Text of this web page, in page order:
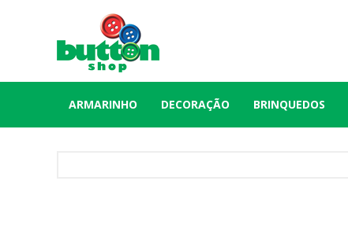
ARMARINHO DECORAÇÃO BRINQUEDOS